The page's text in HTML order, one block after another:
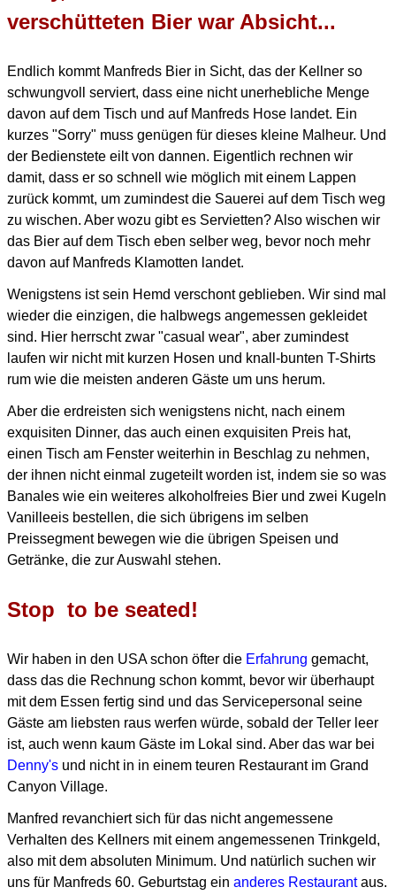
verschütteten Bier war Absicht...
Endlich kommt Manfreds Bier in Sicht, das der Kellner so
schwungvoll serviert, dass eine nicht unerhebliche Menge
davon auf dem Tisch und auf Manfreds Hose landet. Ein
kurzes "Sorry" muss genügen für dieses kleine Malheur. Und
der Bedienstete eilt von dannen. Eigentlich rechnen wir
damit, dass er so schnell wie möglich mit einem Lappen
zurück kommt, um zumindest die Sauerei auf dem Tisch weg
zu wischen. Aber wozu gibt es Servietten?Also wischen wir
das Bier auf dem Tisch eben selber weg, bevor noch mehr
davon auf Manfreds Klamotten landet.
Wenigstens ist sein Hemd verschont geblieben. Wir sind mal
wieder die einzigen, die halbwegs angemessen gekleidet
sind. Hier herrscht zwar "casual wear", aber zumindest
laufen wir nicht mit kurzen Hosen und knall-bunten T-Shirts
rum wie die meisten anderen Gäste um uns herum.
Aber die erdreisten sich wenigstens nicht, nach einem
exquisiten Dinner, das auch einen exquisiten Preis hat,
einen Tisch am Fenster weiterhin in Beschlag zu nehmen,
der ihnen nicht einmal zugeteilt worden ist, indem sie so was
Banales wie ein weiteres alkoholfreies Bier und zwei Kugeln
Vanilleeis bestellen, die sich übrigens im selben
Preissegment bewegen wie die übrigen Speisen und
Getränke, die zur Auswahl stehen.
Stop to be seated!
Wir haben in den USA schon öfter die Erfahrung gemacht,
dass das die Rechnung schon kommt, bevor wir überhaupt
mit dem Essen fertig sind und das Servicepersonal seine
Gäste am liebsten raus werfen würde, sobald der Teller leer
ist, auch wenn kaum Gäste im Lokal sind. Aber das war bei
Denny's und nicht in in einem teuren Restaurant im Grand
Canyon Village.
Manfred revanchiert sich für das nicht angemessene
Verhalten des Kellners mit einem angemessenen Trinkgeld,
also mit dem absoluten Minimum. Und natürlich suchen wir
uns für Manfreds 60. Geburtstag ein anderes Restaurantaus.